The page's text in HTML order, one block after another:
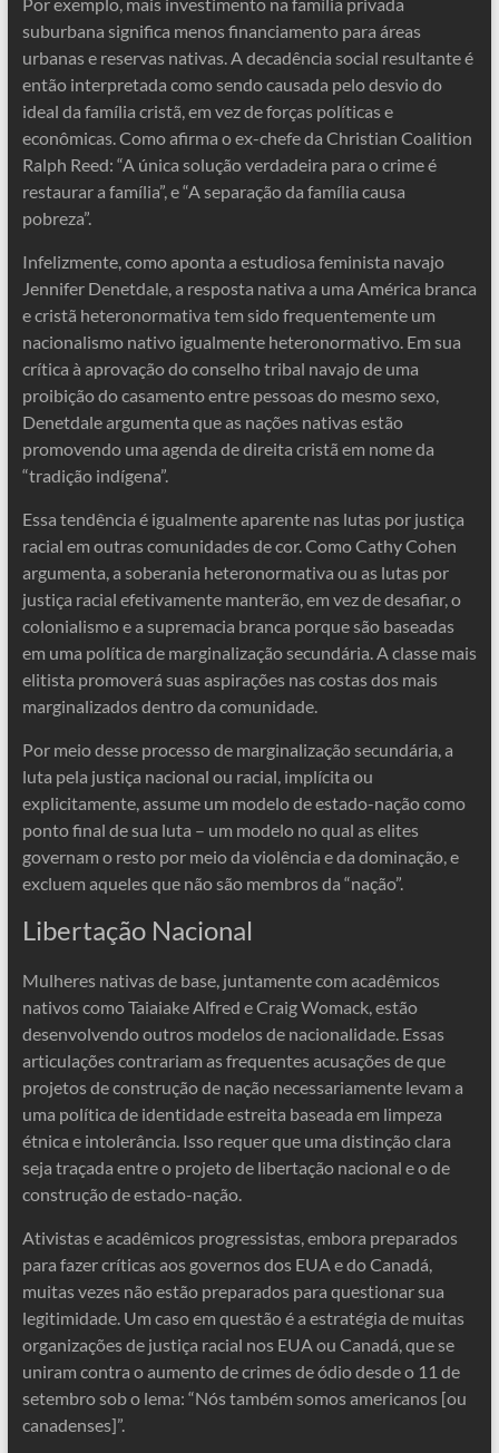
suburbana significa menos financiamento para áreas
urbanas e reservas nativas. A decadência social resultante é
então interpretada como sendo causada pelo desvio do
ideal da família cristã, em vez de forças políticas e
econômicas. Como afirma o ex-chefe da Christian Coalition
Ralph Reed: “A única solução verdadeira para o crime é
restaurar a família”, e “A separação da família causa
pobreza”.
Infelizmente, como aponta a estudiosa feminista navajo
Jennifer Denetdale, a resposta nativa a uma América branca
e cristã heteronormativa tem sido frequentemente um
nacionalismo nativo igualmente heteronormativo. Em sua
crítica à aprovação do conselho tribal navajo de uma
proibição do casamento entre pessoas do mesmo sexo,
Denetdale argumenta que as nações nativas estão
promovendo uma agenda de direita cristã em nome da
“tradição indígena”.
Essa tendência é igualmente aparente nas lutas por justiça
racial em outras comunidades de cor. Como Cathy Cohen
argumenta, a soberania heteronormativa ou as lutas por
justiça racial efetivamente manterão, em vez de desafiar, o
colonialismo e a supremacia branca porque são baseadas
em uma política de marginalização secundária. A classe mais
elitista promoverá suas aspirações nas costas dos mais
marginalizados dentro da comunidade.
Por meio desse processo de marginalização secundária, a
luta pela justiça nacional ou racial, implícita ou
explicitamente, assume um modelo de estado-nação como
ponto final de sua luta – um modelo no qual as elites
governam o resto por meio da violência e da dominação, e
excluem aqueles que não são membros da “nação”.
Libertação Nacional
Mulheres nativas de base, juntamente com acadêmicos
nativos como Taiaiake Alfred e Craig Womack, estão
desenvolvendo outros modelos de nacionalidade. Essas
articulações contrariam as frequentes acusações de que
projetos de construção de nação necessariamente levam a
uma política de identidade estreita baseada em limpeza
étnica e intolerância. Isso requer que uma distinção clara
seja traçada entre o projeto de libertação nacional e o de
construção de estado-nação.
Ativistas e acadêmicos progressistas, embora preparados
para fazer críticas aos governos dos EUA e do Canadá,
muitas vezes não estão preparados para questionar sua
legitimidade. Um caso em questão é a estratégia de muitas
organizações de justiça racial nos EUA ou Canadá, que se
uniram contra o aumento de crimes de ódio desde o 11 de
setembro sob o lema: “Nós também somos americanos [ou
canadenses]”.